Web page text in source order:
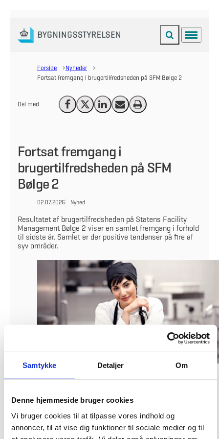
Samtykke Detaljer Om
Denne hjemmeside bruger cookies
Vi bruger cookies til at tilpasse vores indhold og
annoncer, til at vise dig funktioner til sociale medier og til
Gå til forsiden Fold søgefelt ud
Menu
Forside
Nyheder
Fortsat fremgang i brugertilfredsheden på SFM Bølge 2
Del med Del på Facebook
Del på X (Twitter)
Del på LinkedIn
Send email
Print
Fortsat fremgang i
brugertilfredsheden på SFM
Bølge 2
02.07.2026 Nyhed
Resultatet af brugertilfredsheden på Statens Facility
Management Bølge 2 viser en samlet fremgang i forhold
til sidste år. Samlet er der positive tendenser på fire af
syv områder.
Som en del af kontrakten for Statens Facility Management (SFM) Bølge 2
Resultaterne af den seneste undersøgelse for 2026 viser en samlet
fremgang i tilfredsheden blandt de ca. 10.000 statslige ansatte, der får
services leveret på SFM Bølge 2.